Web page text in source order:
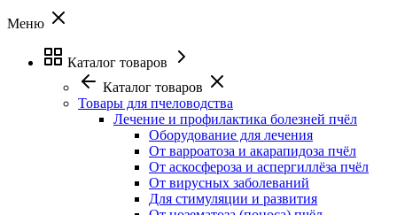
Меню
Каталог товаров
Каталог товаров
Товары для пчеловодства
Лечение и профилактика болезней пчёл
Оборудование для лечения
От варроатоза и акарапидоза пчёл
От аскосфероза и аспергиллёза пчёл
От вирусных заболеваний
Для стимуляции и развития